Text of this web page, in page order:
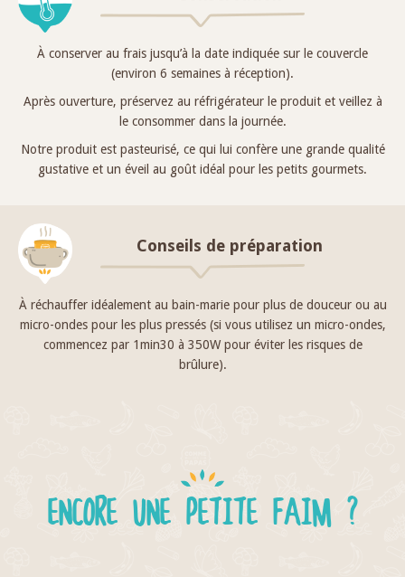
À conserver au frais jusqu’à la date indiquée sur le couvercle
(environ 6 semaines à réception).
Après ouverture, préservez au réfrigérateur le produit et veillez à
le consommer dans la journée.
Notre produit est pasteurisé, ce qui lui confère une grande qualité
gustative et un éveil au goût idéal pour les petits gourmets.
Conseils de préparation
À réchauffer idéalement au bain-marie pour plus de douceur ou au
micro-ondes pour les plus pressés (si vous utilisez un micro-ondes,
commencez par 1min30 à 350W pour éviter les risques de
brûlure).
ENCORE UNE PETITE FAIM ?